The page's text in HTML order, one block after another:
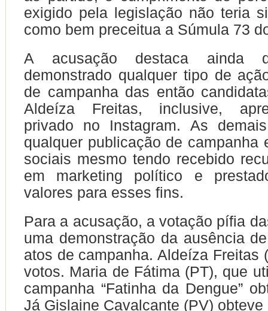
exigido pela legislação não teria
como bem preceitua a Súmula 73
A acusação destaca ainda
demonstrado qualquer tipo de
de campanha das então
Aldeíza Freitas, inclusive,
privado no Instagram. As
qualquer publicação de campanha
sociais mesmo tendo recebido
em marketing político e
valores para esses fins.
Para a acusação, a votação pífia
uma demonstração da ausência
atos de campanha. Aldeíza Freitas
votos. Maria de Fátima (PT), que
campanha “Fatinha da Dengue”
Já Gislaine Cavalcante (PV)